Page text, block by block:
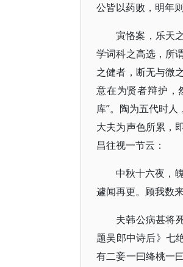
公皆以药败，明年
寅恪案，乐天
学词科之高选，所
之健者，断无与微
意在为贤者辩护，
库”。陶为五代时
大夫为声色所累，
昌往视一节云：
中秋十六夜，
遽闻再更。顾我数
夫韩公病甚将
题吴郎中诗后》七
有二妾一曰绛桃一